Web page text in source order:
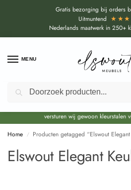
Gratis bezorging bij orders
Uitmuntend
Nederlands maatwerk in 250+
MENU
Door de bouwvakperiode geldt voor alle
levertijd van circa 3-4 weken
versturen wij gewoon kleurstalen
Home / Producten getagged “Elswout Elegant
Elswout Elegant